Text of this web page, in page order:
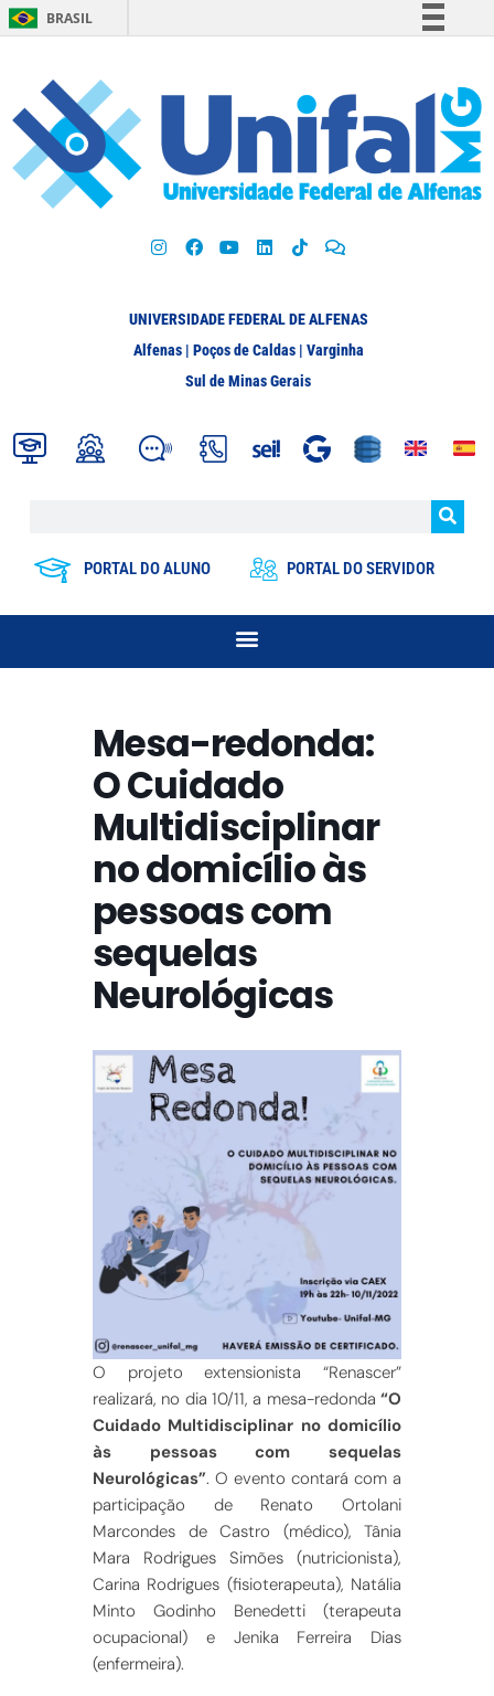
BRASIL
Participe
Acesso à informação
Legislação
UNIVERSIDADE FEDERAL DE ALFENAS
Alfenas | Poços de Caldas | Varginha
Sul de Minas Gerais
PORTAL DO ALUNO PORTAL DO SERVIDOR
Mesa-redonda:
O Cuidado
Multidisciplinar
no domicílio às
pessoas com
sequelas
Neurológicas
O projeto extensionista “Renascer”
realizará, no dia 10/11, a mesa-redonda “O
Cuidado Multidisciplinar no domicílio
às pessoas com sequelas
Neurológicas”. O evento contará com a
participação de Renato Ortolani
Marcondes de Castro (médico), Tânia
Mara Rodrigues Simões (nutricionista),
Carina Rodrigues (fisioterapeuta), Natália
Minto Godinho Benedetti (terapeuta
ocupacional) e Jenika Ferreira Dias
(enfermeira).